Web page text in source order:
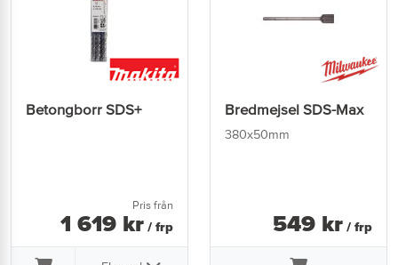
Betongborr SDS+
Pris från
1 619 kr / frp
Bredmejsel SDS-Max
380x50mm
549 kr / frp